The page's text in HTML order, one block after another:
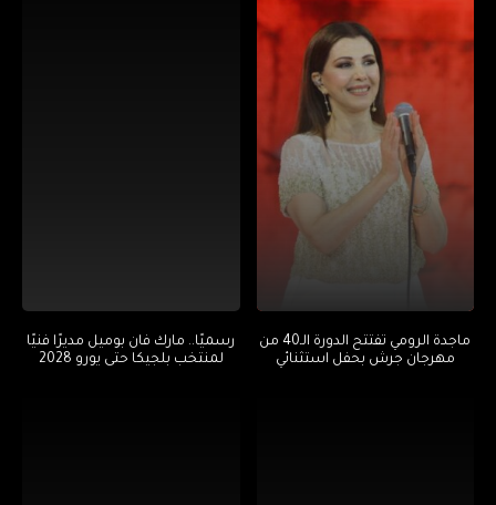
ماجدة الرومي تفتتح الدورة الـ40 من
مهرجان جرش بحفل استثنائي
رسميًا.. مارك فان بوميل مديرًا فنيًا
لمنتخب بلجيكا حتى يورو 2028